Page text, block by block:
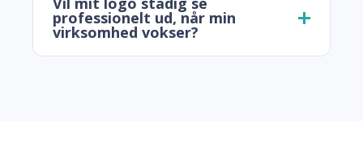
professionelt ud, når min
virksomhed vokser?